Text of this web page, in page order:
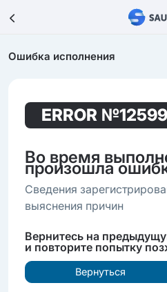
Ошибка исполнения
ERROR
Во время
произошла
Сведения
выяснения причин
Вернитесь на
и повторите попытку
Вернуться